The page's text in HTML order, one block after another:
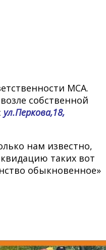
МСА.
собственной
ул.Перкова,18,
нам известно,
таких вот
обыкновенное»